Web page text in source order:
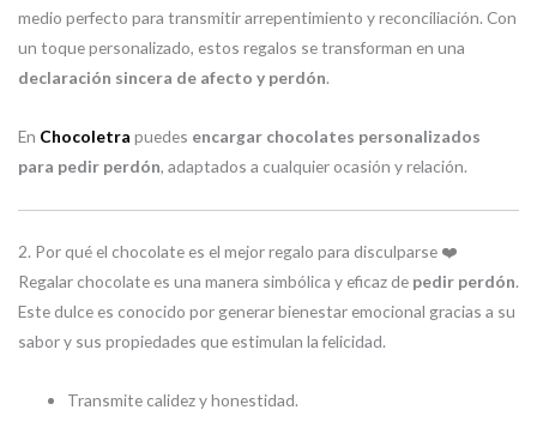
medio perfecto para transmitir arrepentimiento y reconciliación. Con
un toque personalizado, estos regalos se transforman en una
declaración sincera de afecto y perdón.
En Chocoletra puedes encargar chocolates personalizados
para pedir perdón, adaptados a cualquier ocasión y relación.
2. Por qué el chocolate es el mejor regalo para disculparse ❤️
Regalar chocolate es una manera simbólica y eficaz de pedir perdón.
Este dulce es conocido por generar bienestar emocional gracias a su
sabor y sus propiedades que estimulan la felicidad.
Transmite calidez y honestidad.